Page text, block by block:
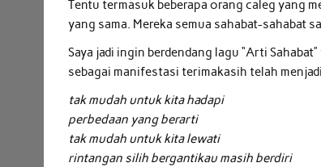
Tentu termasuk beberapa orang caleg yang
yang sama. Mereka semua sahabat-sahabat
Saya jadi ingin berdendang lagu “Arti
sebagai manifestasi terimakasih telah
tak mudah untuk kita hadapi
perbedaan yang berarti
tak mudah untuk kita lewati
rintangan silih bergantikau masih berdiri